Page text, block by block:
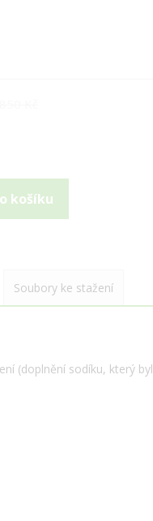
Soubory ke stažení
(doplnění sodíku, který byl